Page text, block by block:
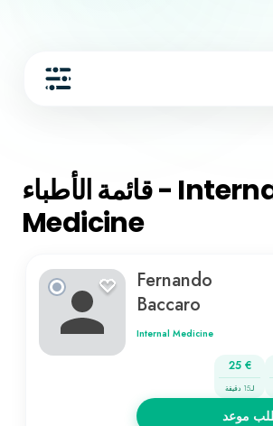
قائمة الأطباء - Internal
Medicine
Fernando
Baccaro
Internal Medicine
25 €
لـ15 دقيقة
موعد